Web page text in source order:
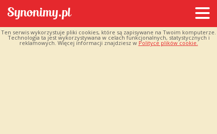
Ten serwis wykorzystuje pliki cookies, które są zapisywane na Twoim komputerze.
Technologia ta jest wykorzystywana w celach funkcjonalnych, statystycznych i
reklamowych. Więcej informacji znajdziesz w Polityce plików cookie.